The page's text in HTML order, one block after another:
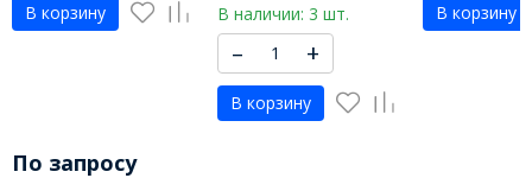
В корзину В наличии: 3 шт.
– +
В корзину
В корзину
По запросу